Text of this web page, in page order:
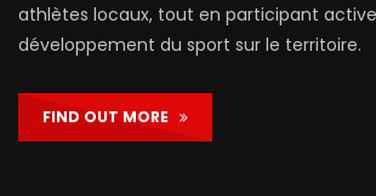
athlètes locaux, tout en participant
développement du sport sur le territoire.
FIND OUT MORE